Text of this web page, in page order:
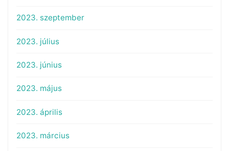
2023. szeptember
2023. július
2023. június
2023. május
2023. április
2023. március